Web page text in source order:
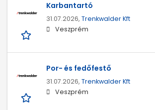
Karbantartó
31.07.2026, Trenkwalder Kft
Veszprém
Por- és fedőfestő
31.07.2026, Trenkwalder Kft
Veszprém